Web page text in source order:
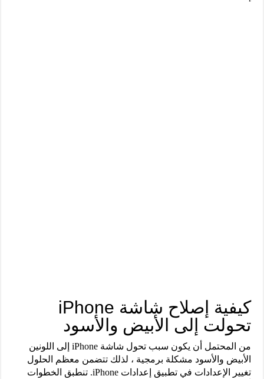
كيفية إصلاح شاشة iPhone
تحولت إلى الأبيض والأسود
من المحتمل أن يكون سبب تحول شاشة iPhone إلى اللونين
الأبيض والأسود مشكلة برمجية ، لذلك تتضمن معظم الحلول
تغيير الإعدادات في تطبيق إعدادات iPhone. تنطبق الخطوات